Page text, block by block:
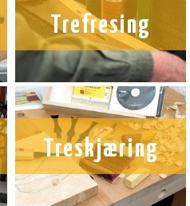
Trefresing
Treskjæring